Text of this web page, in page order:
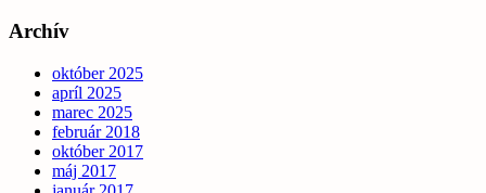
Archív
október 2025
apríl 2025
marec 2025
február 2018
október 2017
máj 2017